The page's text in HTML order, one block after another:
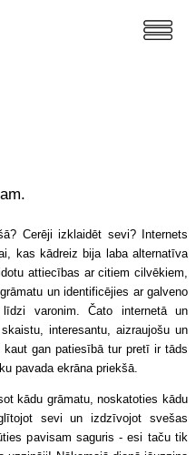
Cerēji izklaidēt sevi? Internets
kas kādreiz bija laba alternatīva
attiecības ar citiem cilvēkiem,
un identificējies ar galveno
varonim. Čato internetā un
interesantu, aizraujošu un
kaut gan patiesībā tur pretī ir tāds
pavada ekrāna priekšā.
kādu grāmatu, noskatoties kādu
sevi un izdzīvojot svešas
pavisam saguris - esi taču tik